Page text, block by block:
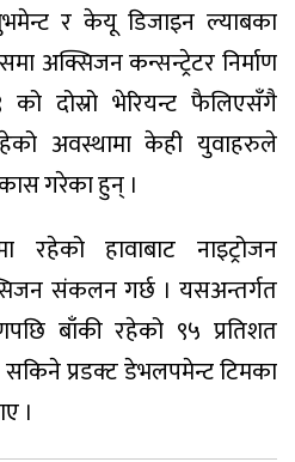
र केयू डिजाइन ल्याबका
अक्सिजन कन्सन्ट्रेटर निर्माण
दोस्रो भेरियन्ट फैलिएसँगै
अवस्थामा केही युवाहरुले
गरेका हुन् ।
रहेको हावाबाट नाइट्रोजन
संकलन गर्छ । यसअन्तर्गत
बाँकी रहेको ९५ प्रतिशत
प्रडक्ट डेभलपमेन्ट टिमका
।